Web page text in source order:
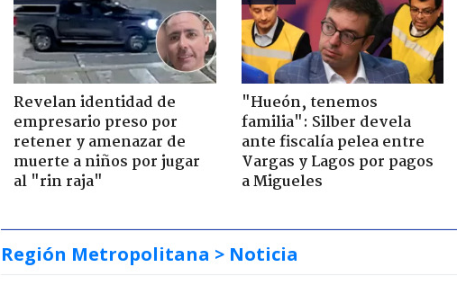
Revelan identidad de
empresario preso por
retener y amenazar de
muerte a niños por jugar
al "rin raja"
"Hueón, tenemos
familia": Silber devela
ante fiscalía pelea entre
Vargas y Lagos por pagos
a Migueles
Región Metropolitana > Noticia